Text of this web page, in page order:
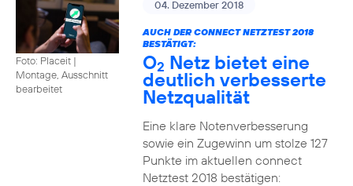
Foto: Placeit |
Montage, Ausschnitt
bearbeitet
04. Dezember 2018
AUCH DER CONNECT NETZTEST 2018
BESTÄTIGT:
O2 Netz bietet eine
deutlich verbesserte
Netzqualität
Eine klare Notenverbesserung
sowie ein Zugewinn um stolze 127
Punkte im aktuellen connect
Netztest 2018 bestätigen: